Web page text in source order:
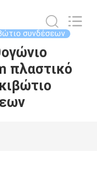
συνδέσεων
πλαστικό